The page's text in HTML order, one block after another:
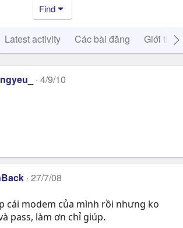
Find
Latest activity Các bài đăng Giới thiệu
4/9/10
27/7/08
cái modem của mình rồi nhưng ko
pass, làm ơn chỉ giúp.